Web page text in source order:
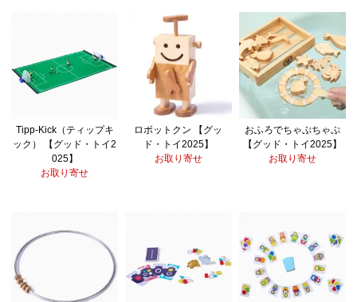
Tipp-Kick（ティップキ
ック） 【グッド・トイ2
025】
お取り寄せ
ロボットクン 【グッ
ド・トイ2025】
お取り寄せ
おふろでちゃぷちゃぷ
【グッド・トイ2025】
お取り寄せ